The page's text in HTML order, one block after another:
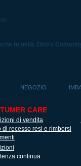
tu nella Zitto's
NEGOZIO
CARE
di vendita
di recesso resi e rimborsi
continua